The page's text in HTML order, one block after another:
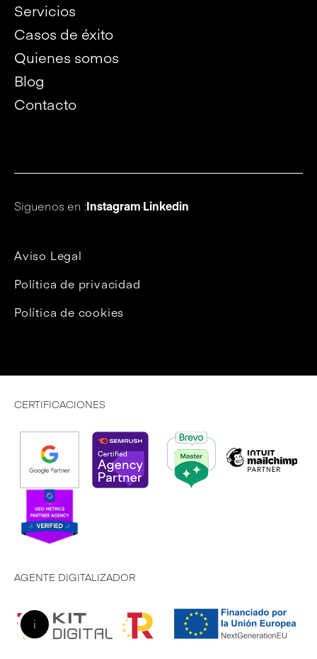
Servicios
Casos de éxito
Quienes somos
Blog
Contacto
Siguenos en :Instagram·Linkedin
Aviso Legal
Política de privacidad
Política de cookies
CERTIFICACIONES
AGENTE DIGITALIZADOR